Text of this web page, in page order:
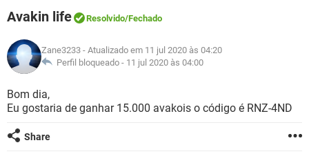
INSTAGRAM
GUIA DE COMPRAS
INSTAGRAM GMAIL
GUIA DE COMPRAS
JOGOS
CELULAR
OUTLOOK EXCEL
INSTAGRAM
GUIA DE COMPRAS
JOGOS WHATSAPP
CELULAR
OUTLOOK
GLOSSÁRIO
JOGOS
CELULAR FACEBOOK
OUTLOOK
Avakin life Resolvido/Fechado
Zane3233 - Atualizado em 11 jul 2020 às 04:20
Perfil bloqueado - 11 jul 2020 às 04:00
Bom dia,
Eu gostaria de ganhar 15.000 avakois o código é RNZ-4ND
Share